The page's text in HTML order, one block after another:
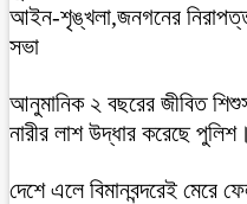
আইন-শৃঙ্খলা,জনগনের
সভা
আনুমানিক ২ বছরের জীবিত
নারীর লাশ উদ্ধার করেছে পুলিশ।
দেশে এলে বিমানবন্দরেই মেরে